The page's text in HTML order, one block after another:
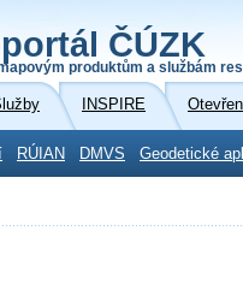
ČÚZK
produktům a službám
INSPIRE
RÚIAN DMVS Geodetické